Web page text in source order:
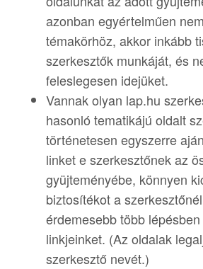
azonban egyértelműen
témakörhöz, akkor inkább
szerkesztők munkáját, és
feleslegesen idejüket.
Vannak olyan lap.hu
hasonló tematikájú oldalt
történetesen egyszerre
linket e szerkesztőnek az
gyüjteményébe, könnyen
biztosítékot a
érdemesebb több
linkjeinket. (Az oldalak
szerkesztő nevét.)